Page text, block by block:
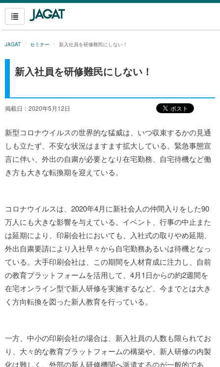
JAGAT セミナー 新入社員を研修難民にしない！
新入社員を研修難民にしない！
掲載日：2020年5月12日
新型コロナウイルスの世界的な猛威は、いつ収束するかの見通
しも立たず、不安な状況はますます拡大している。緊急事態宣
言に伴い、外出の自粛が必要となり在宅勤務、自宅待機など働
き方も大きな転換期を迎えている。
コロナウイルスは、2020年4月に新社会人の仲間入りをした90
万人にも大きな影響を与えている。イベント、行事の中止また
は延期により、印刷会社においても、入社式の取りやめ延期、
外出自粛要請により入社早々から自宅勤務あるいは待機となっ
ている。大手印刷会社は、この期間を人材育成に注力し、自前
の教育プラットフォームを活用して、4月1日からの約2週間を
在宅オンライン型で新人研修を実施するなど、今までとは大き
く方向転換を図った新人教育を行っている。
一方、中小の印刷会社の場合は、新入社員の人数も限られてお
り、大々的な教育プラットフォームの構築や、新人研修の内製
化は難しく、外部の新人研修機関へ派遣するのが一般的であ